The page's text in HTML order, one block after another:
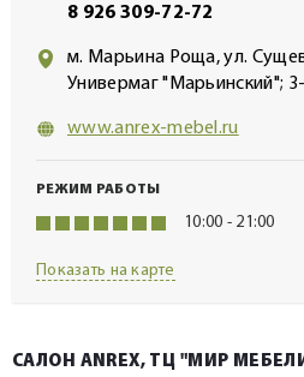
8 926 309-72-72
м. Марьина Роща, ул.
Универмаг "Марьинский";
www.anrex-mebel.ru
РЕЖИМ РАБОТЫ
10:00 - 21:00
Показать на карте
САЛОН ANREX, ТЦ "МИР